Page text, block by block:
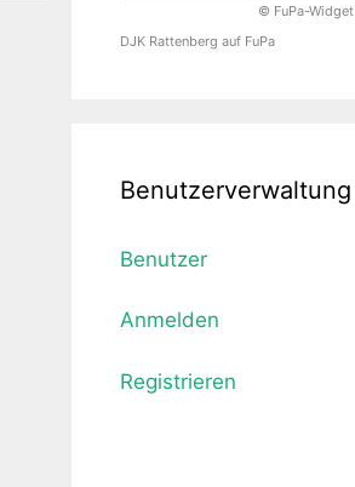
© FuPa-Widget
DJK Rattenberg auf FuPa
Benutzerverwaltung
Benutzer
Anmelden
Registrieren